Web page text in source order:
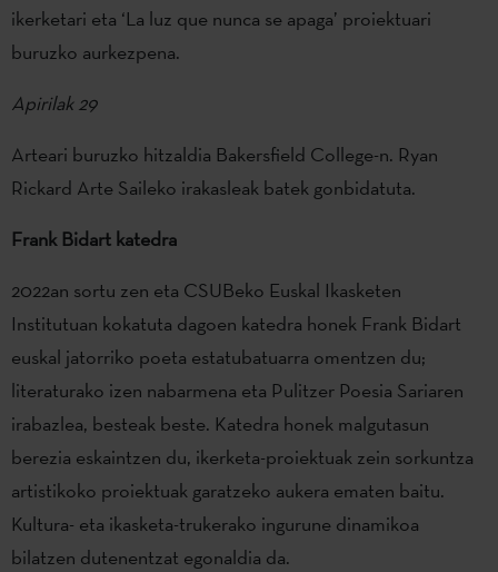
ikerketari eta ‘La luz que nunca se apaga’ proiektuari
buruzko aurkezpena.
Apirilak 29
Arteari buruzko hitzaldia Bakersfield College-n. Ryan
Rickard Arte Saileko irakasleak batek gonbidatuta.
Frank Bidart katedra
2022an sortu zen eta CSUBeko Euskal Ikasketen
Institutuan kokatuta dagoen katedra honek Frank Bidart
euskal jatorriko poeta estatubatuarra omentzen du;
literaturako izen nabarmena eta Pulitzer Poesia Sariaren
irabazlea, besteak beste. Katedra honek malgutasun
berezia eskaintzen du, ikerketa-proiektuak zein sorkuntza
artistikoko proiektuak garatzeko aukera ematen baitu.
Kultura- eta ikasketa-trukerako ingurune dinamikoa
bilatzen dutenentzat egonaldia da.